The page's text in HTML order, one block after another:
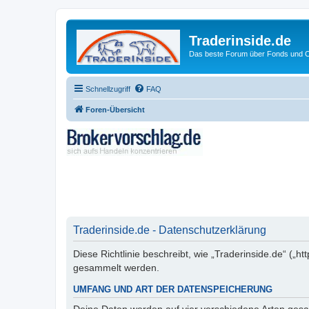
Traderinside.de
Das beste Forum über Fonds und
Schnellzugriff FAQ
Foren-Übersicht
Traderinside.de - Datenschutzerklärung
Diese Richtlinie beschreibt, wie „Traderinside.de“
gesammelt werden.
UMFANG UND ART DER DATENSPEICHERUNG